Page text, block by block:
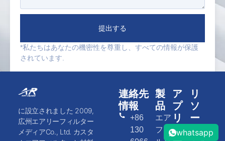
提出する
*私たちはあなたの機密性を尊重し、すべての情報が保護
されています.
に設立されました 2009,
広州エアリーフィルター
メディアCo., Ltd. カスタ
製
品
エア
フィ
ア
プ
リ
ケ
リ
ソ
ー
ス
連絡先
情報
+86
130
whatsapp